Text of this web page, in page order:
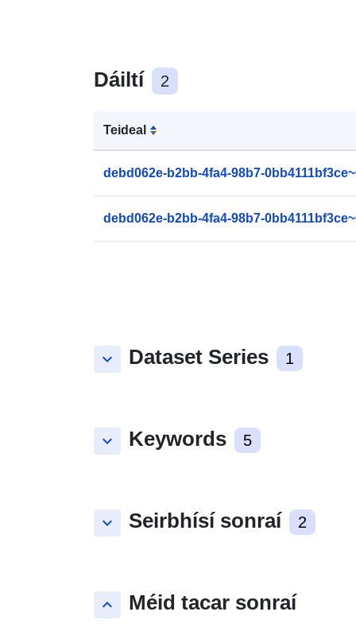
Dáiltí 2
Teideal
debd062e-b2bb-4fa4-98b7-
debd062e-b2bb-4fa4-98b7-
keyboard_arrow_down Dataset Series 1
keyboard_arrow_down Keywords 5
keyboard_arrow_down Seirbhísí sonraí 2
keyboard_arrow_up Méid tacar sonraí